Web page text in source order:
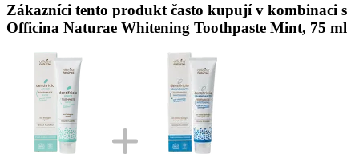
Zákazníci tento produkt často kupují v kombinaci s
Officina Naturae Whitening Toothpaste Mint, 75 ml